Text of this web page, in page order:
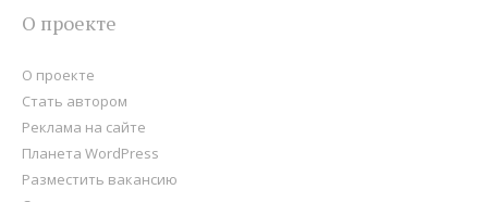
О проекте
О проекте
Стать автором
Реклама на сайте
Планета WordPress
Разместить вакансию